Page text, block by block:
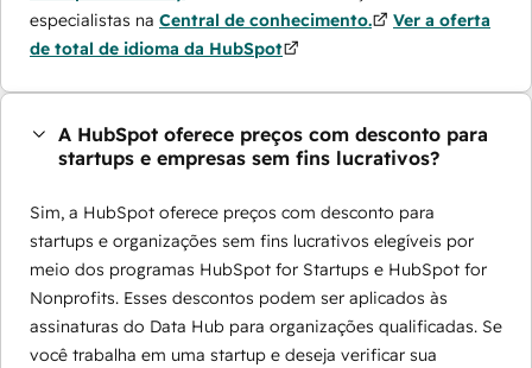
especialistas na Central de conhecimento.
Ver a oferta
de total de idioma da HubSpot
A HubSpot oferece preços com desconto para
startups e empresas sem fins lucrativos?
Sim, a HubSpot oferece preços com desconto para
startups e organizações sem fins lucrativos elegíveis por
meio dos programas ​HubSpot for Startups e HubSpot for
Nonprofits. Esses descontos podem ser aplicados às
assinaturas do Data Hub para organizações qualificadas. Se
você trabalha em uma startup e deseja verificar sua